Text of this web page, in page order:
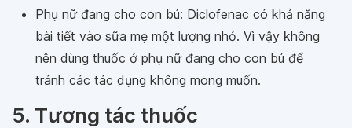
Phụ nữ đang cho con bú: Diclofenac có khả năng
bài tiết vào sữa mẹ một lượng nhỏ. Vì vậy không
nên dùng thuốc ở phụ nữ đang cho con bú để
tránh các tác dụng không mong muốn.
5. Tương tác thuốc